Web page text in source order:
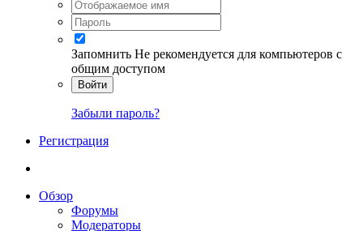
Запомнить Не рекомендуется для компьютеров с
общим доступом
Войти
Забыли пароль?
Регистрация
Обзор
Форумы
Модераторы